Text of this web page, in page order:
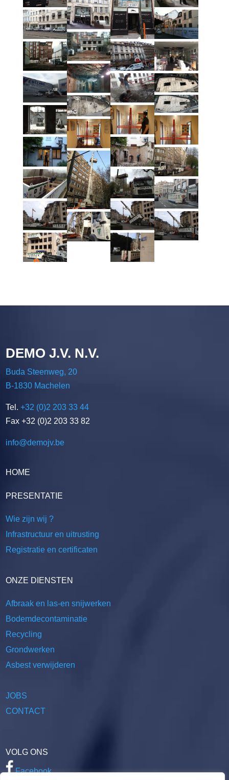
DEMO J.V. N.V.
Buda Steenweg, 20
B-1830 Machelen
Tel.+32 (0)2 203 33 44
Fax +32 (0)2 203 33 82
info@demojv.be
HOME
PRESENTATIE
Wie zijn wij ?
Infrastructuur en uitrusting
Registratie en certificaten
ONZE DIENSTEN
Afbraak en las-en snijwerken
Bodemdecontaminatie
Recycling
Grondwerken
Asbest verwijderen
JOBS
CONTACT
VOLG ONS
Facebook